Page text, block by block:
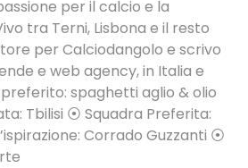
per il calcio e la
tra Terni, Lisbona e il resto
per Calciodangolo e scrivo
e web agency, in Italia e
spaghetti aglio & olio
Tbilisi ⦿ Squadra Preferita:
Corrado Guzzanti ⦿